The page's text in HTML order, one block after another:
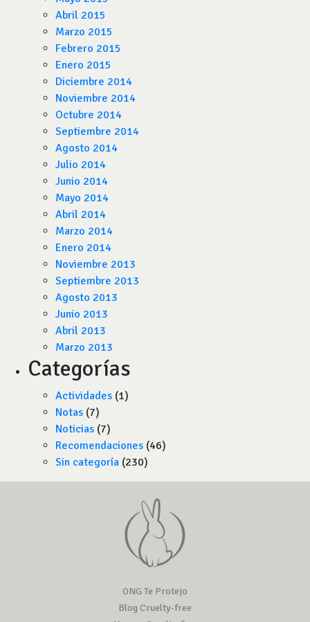
Abril 2015
Marzo 2015
Febrero 2015
Enero 2015
Diciembre 2014
Noviembre 2014
Octubre 2014
Septiembre 2014
Agosto 2014
Julio 2014
Junio 2014
Mayo 2014
Abril 2014
Marzo 2014
Enero 2014
Noviembre 2013
Septiembre 2013
Agosto 2013
Junio 2013
Abril 2013
Marzo 2013
Categorías
Actividades (1)
Notas (7)
Noticias (7)
Recomendaciones (46)
Sin categoría (230)
ONG Te Protejo
Blog Cruelty-free